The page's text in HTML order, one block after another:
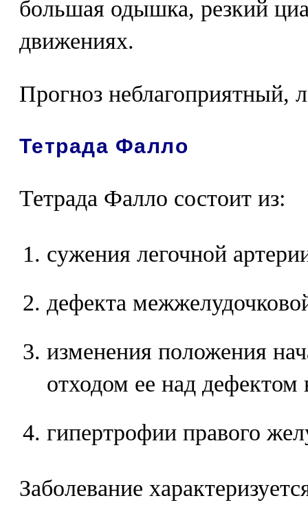
большая одышка, резкий
движениях.
Прогноз неблагоприятный,
Тетрада Фалло
Тетрада Фалло состоит из:
сужения легочной
дефекта
изменения положения
отходом ее над дефектом
гипертрофии правого
Заболевание